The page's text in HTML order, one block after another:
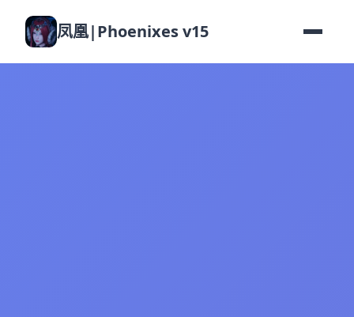
凤凰|Phoenixes v15